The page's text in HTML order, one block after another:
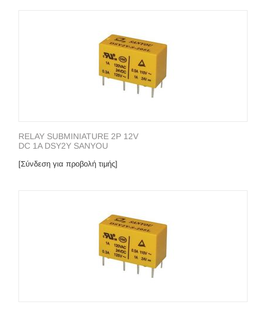
RELAY SUBMINIATURE 2P 12V
DC 1A DSY2Y SANYOU
[Σύνδεση για προβολή τιμής]